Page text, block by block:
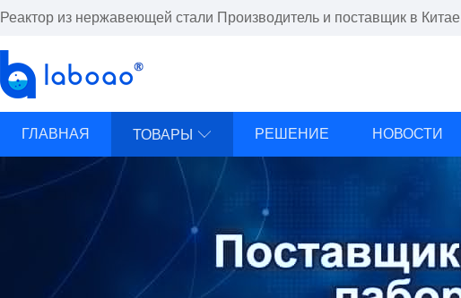
Реактор из нержавеющей стали Производитель и поставщик в Китае
ГЛАВНАЯ ТОВАРЫ  РЕШЕНИЕ НОВОСТИ